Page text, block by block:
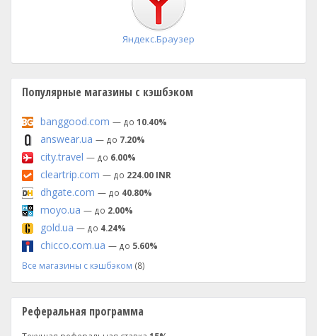
Яндекс.Браузер
Популярные магазины с кэшбэком
banggood.com — до 10.40%
answear.ua — до 7.20%
city.travel — до 6.00%
cleartrip.com — до 224.00 INR
dhgate.com — до 40.80%
moyo.ua — до 2.00%
gold.ua — до 4.24%
chicco.com.ua — до 5.60%
Все магазины с кэшбэком (8)
Реферальная программа